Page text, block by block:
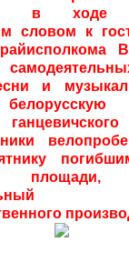
в ходе
словом к
райисполкома
и
площади,